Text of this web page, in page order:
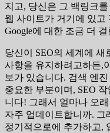
지고, 당신은 그 백링크
웹 사이트가 거기에 있고
Google에 대한 조금 더
당신이 SEO의 세계에 새
사항을 유지하려고하든,
보가 있습니다. 검색 엔
중요한 부분이며, SEO
니다! 그래서 얼마나 오
자주 업데이트합니까. 그
정기적으로에 추가하고,